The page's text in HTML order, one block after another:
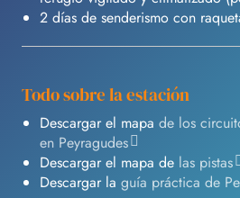
2 días de senderismo con
Todo sobre la estación
Descargar el mapa de los
en Peyragudes
Descargar el mapa de las pistas
Descargar la guía práctica de